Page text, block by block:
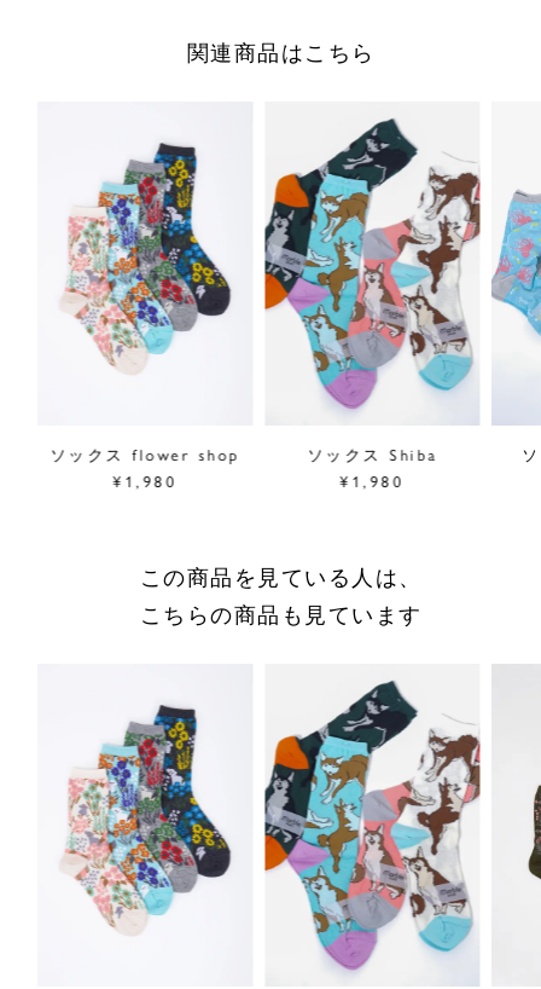
だけるソックスは、シンプルコーデのポイントに。
サイズ／23.0~25.0cm かかとからの長さ 22cm
素材／ナイロン46%、綿38%、アクリル16%
原産国／日本
商品番号
08GM011220
採寸について
商品についてのお問い合わせ
ショッピングガイドはこちら
閉じる
関連商品はこちら
ソックス flower shop
¥1,980
ソックス Shiba
¥1,980
この商品を見ている人は、
こちらの商品も見ています